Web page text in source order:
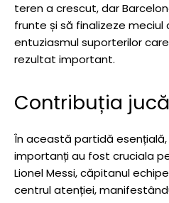
teren a crescut, dar
frunte și să finalizeze meciul
entuziasmul suporterilor
rezultat important.
Contribuția
În această partidă
importanți au fost cruciala
Lionel Messi, căpitanul
centrul atenției,